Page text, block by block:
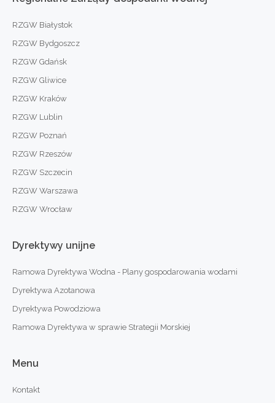
RZGW Białystok
RZGW Bydgoszcz
RZGW Gdańsk
RZGW Gliwice
RZGW Kraków
RZGW Lublin
RZGW Poznań
RZGW Rzeszów
RZGW Szczecin
RZGW Warszawa
RZGW Wrocław
Dyrektywy unijne
Ramowa Dyrektywa Wodna - Plany gospodarowania wodami
Dyrektywa Azotanowa
Dyrektywa Powodziowa
Ramowa Dyrektywa w sprawie Strategii Morskiej
Menu
Kontakt